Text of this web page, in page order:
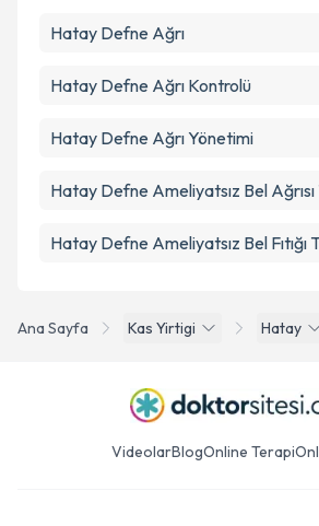
Ana Sayfa Kas Yirtigi Hatay
Hatay Defne Ağrı
Hatay Defne Ağrı Kontrolü
Hatay Defne Ağrı Yönetimi
Hatay Defne Ameliyatsız Bel
Hatay Defne Ameliyatsız Bel Fıtığı
VideolarBlogOnline Terapi